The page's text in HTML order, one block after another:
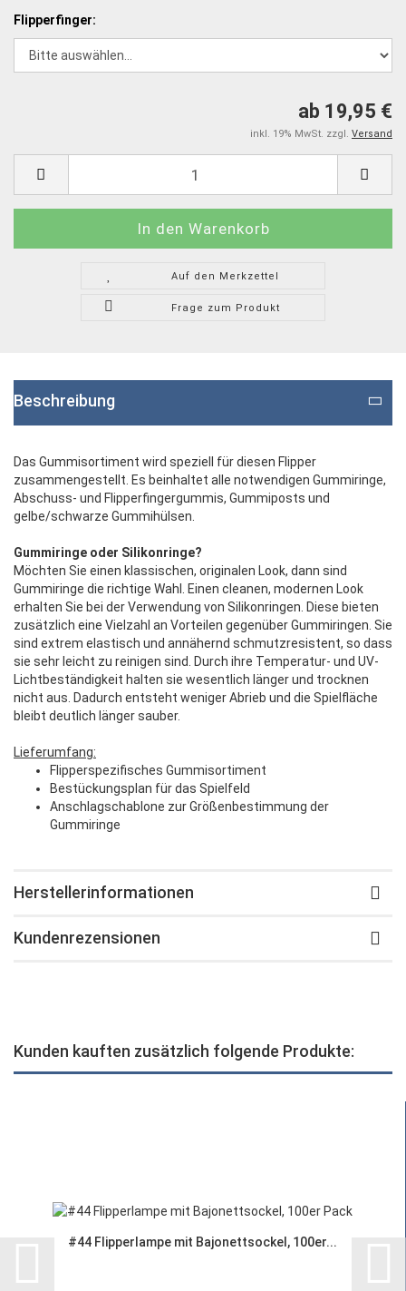
Flipperfinger:
ab 19,95 €
inkl. 19% MwSt. zzgl. Versand
Auf den Merkzettel
Frage zum Produkt
Beschreibung
Das Gummisortiment wird speziell für diesen Flipper
zusammengestellt. Es beinhaltet alle notwendigen Gummiringe,
Abschuss- und Flipperfingergummis, Gummiposts und
gelbe/schwarze Gummihülsen.
Gummiringe oder Silikonringe?
Möchten Sie einen klassischen, originalen Look, dann sind
Gummiringe die richtige Wahl. Einen cleanen, modernen Look
erhalten Sie bei der Verwendung von Silikonringen. Diese bieten
zusätzlich eine Vielzahl an Vorteilen gegenüber Gummiringen. Sie
sind extrem elastisch und annähernd schmutzresistent, so dass
sie sehr leicht zu reinigen sind. Durch ihre Temperatur- und UV-
Lichtbeständigkeit halten sie wesentlich länger und trocknen
nicht aus. Dadurch entsteht weniger Abrieb und die Spielfläche
bleibt deutlich länger sauber.
Lieferumfang:
Flipperspezifisches Gummisortiment
Bestückungsplan für das Spielfeld
Anschlagschablone zur Größenbestimmung der
Gummiringe
Herstellerinformationen
Kundenrezensionen
Kunden kauften zusätzlich folgende Produkte:
#44 Flipperlampe mit Bajonettsockel, 100er...